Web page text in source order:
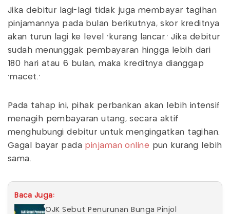
Jika debitur lagi-lagi tidak juga membayar tagihan
pinjamannya pada bulan berikutnya, skor kreditnya
akan turun lagi ke level ‘kurang lancar.’ Jika debitur
sudah menunggak pembayaran hingga lebih dari
180 hari atau 6 bulan, maka kreditnya dianggap
‘macet.’
Pada tahap ini, pihak perbankan akan lebih intensif
menagih pembayaran utang, secara aktif
menghubungi debitur untuk mengingatkan tagihan.
Gagal bayar pada pinjaman online pun kurang lebih
sama.
Baca Juga:
OJK Sebut Penurunan Bunga Pinjol